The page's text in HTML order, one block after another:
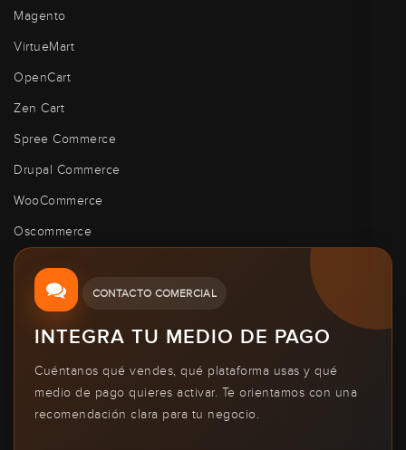
Magento
VirtueMart
OpenCart
Zen Cart
Spree Commerce
Drupal Commerce
WooCommerce
Oscommerce
CONTACTO COMERCIAL
INTEGRA TU MEDIO DE PAGO
Cuéntanos qué vendes, qué plataforma usas y qué
medio de pago quieres activar. Te orientamos con una
recomendación clara para tu negocio.